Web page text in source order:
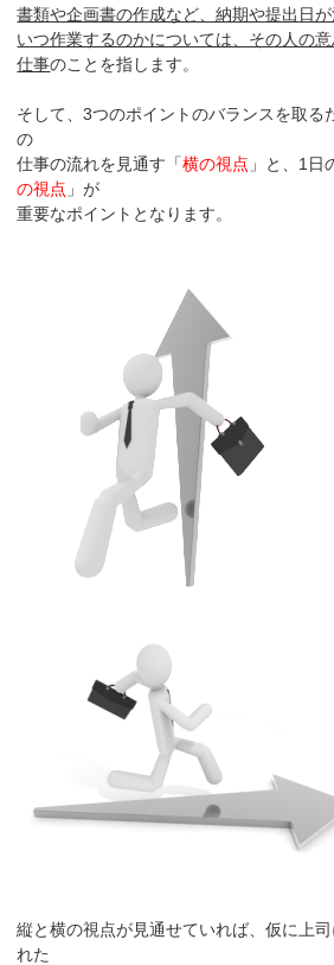
書類や企画書の作成など、納期や提出日が
いつ作業するのかについては、その人の
仕事のことを指します。
そして、3つのポイントのバランスを取る
の
仕事の流れを見通す「横の視点 」と、1日
の視点 」が
重要なポイントとなります。
縦と横の視点が見通せていれば、仮に上
れた